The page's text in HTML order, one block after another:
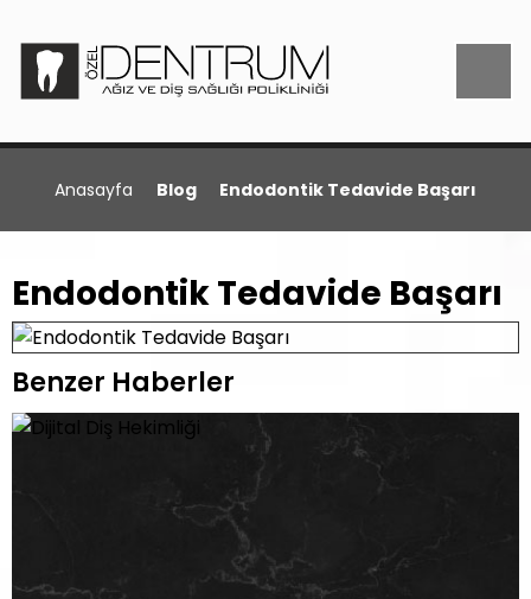
Anasayfa Blog Endodontik Tedavide Başarı
Endodontik Tedavide Başarı
Benzer Haberler